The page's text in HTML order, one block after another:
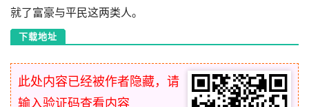
就了富豪与平民这两类人。
下载地址
此处内容已经被作者隐藏，请
输入验证码查看内容